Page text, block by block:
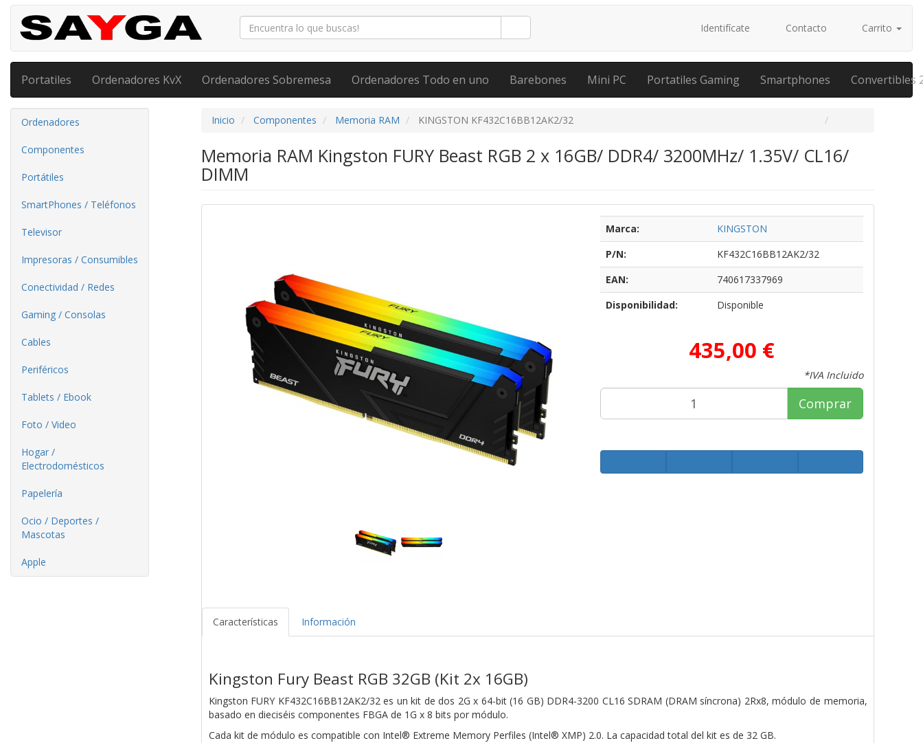
Identifícate Contacto Carrito
Portatiles Ordenadores KvX Ordenadores Sobremesa Ordenadores Todo en uno Barebones Mini PC Portatiles Gaming Smartphones Convertibles
Ordenadores
Componentes
Portátiles
SmartPhones / Teléfonos
Televisor
Impresoras / Consumibles
Conectividad / Redes
Gaming / Consolas
Cables
Periféricos
Tablets / Ebook
Foto / Video
Hogar /
Electrodomésticos
Papelería
Ocio / Deportes /
Mascotas
Apple
Inicio Componentes Memoria RAM KINGSTON KF432C16BB12AK2/32
Memoria RAM Kingston FURY Beast RGB 2 x 16GB/ DDR4/ 3200MHz/ 1.35V/ CL16/
DIMM
Marca:
KINGSTON
P/N:
KF432C16BB12AK2/32
EAN:
740617337969
Disponibilidad:
Disponible
435,00 €
*IVA Incluido
Comprar
Características Información
Kingston Fury Beast RGB 32GB (Kit 2x 16GB)
Kingston FURY KF432C16BB12AK2/32 es un kit de dos 2G x 64-bit(16 GB) DDR4-3200 CL16 SDRAM (DRAM síncrona) 2Rx8,módulo de memoria,
basado en dieciséis componentes FBGA de 1G x 8 bits por módulo.
Cada kit de módulo es compatible con Intel® Extreme Memory Perfiles (Intel® XMP) 2.0. La capacidad total del kit es de 32 GB.